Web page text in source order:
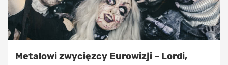
Metalowi zwycięzcy Eurowizji – Lordi,